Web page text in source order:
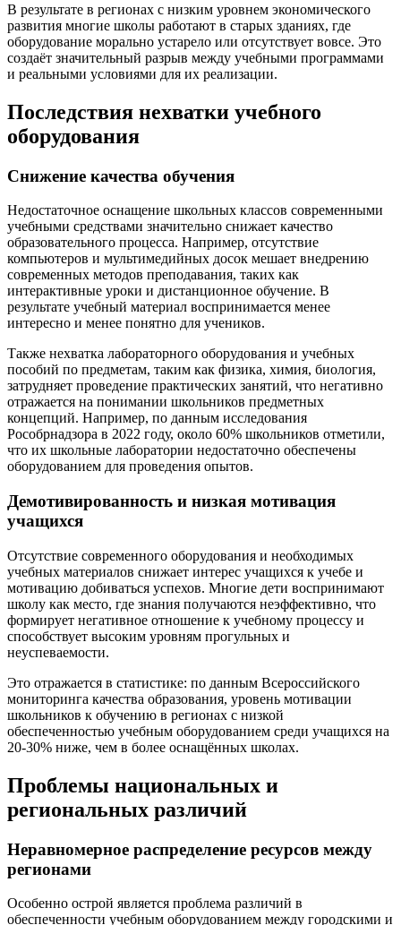
В результате в регионах с низким уровнем экономического
развития многие школы работают в старых зданиях, где
оборудование морально устарело или отсутствует вовсе. Это
создаёт значительный разрыв между учебными программами
и реальными условиями для их реализации.
Последствия нехватки учебного
оборудования
Снижение качества обучения
Недостаточное оснащение школьных классов современными
учебными средствами значительно снижает качество
образовательного процесса. Например, отсутствие
компьютеров и мультимедийных досок мешает внедрению
современных методов преподавания, таких как
интерактивные уроки и дистанционное обучение. В
результате учебный материал воспринимается менее
интересно и менее понятно для учеников.
Также нехватка лабораторного оборудования и учебных
пособий по предметам, таким как физика, химия, биология,
затрудняет проведение практических занятий, что негативно
отражается на понимании школьников предметных
концепций. Например, по данным исследования
Рособрнадзора в 2022 году, около 60% школьников отметили,
что их школьные лаборатории недостаточно обеспечены
оборудованием для проведения опытов.
Демотивированность и низкая мотивация
учащихся
Отсутствие современного оборудования и необходимых
учебных материалов снижает интерес учащихся к учебе и
мотивацию добиваться успехов. Многие дети воспринимают
школу как место, где знания получаются неэффективно, что
формирует негативное отношение к учебному процессу и
способствует высоким уровням прогульных и
неуспеваемости.
Это отражается в статистике: по данным Всероссийского
мониторинга качества образования, уровень мотивации
школьников к обучению в регионах с низкой
обеспеченностью учебным оборудованием среди учащихся на
20-30% ниже, чем в более оснащённых школах.
Проблемы национальных и
региональных различий
Неравномерное распределение ресурсов между
регионами
Особенно острой является проблема различий в
обеспеченности учебным оборудованием между городскими и